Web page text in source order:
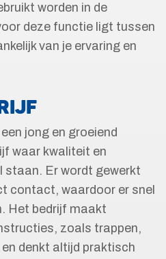
worden in de
deze functie ligt tussen
van je ervaring en
jong en groeiend
waar kwaliteit en
staan. Er wordt gewerkt
contact, waardoor er snel
Het bedrijf maakt
zoals trappen,
denkt altijd praktisch